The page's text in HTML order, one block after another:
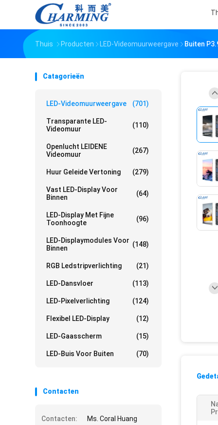
Thuis Producten LED-Videomuurweergave Buiten
Catagorieën
LED-Videomuurweergave (701)
Transparante LED-
Videomuur
(110)
Openlucht LEIDENE
Videomuur
(267)
Huur Geleide Vertoning (279)
Vast LED-Display Voor
Binnen
(64)
LED-Display Met Fijne
Toonhoogte
(96)
LED-Displaymodules Voor
Binnen
(148)
RGB Ledstripverlichting (21)
LED-Dansvloer (113)
LED-Pixelverlichting (124)
Flexibel LED-Display (12)
LED-Gaasscherm (15)
LED-Buis Voor Buiten (70)
Contacten
Contacten:
Ms. Coral Huang